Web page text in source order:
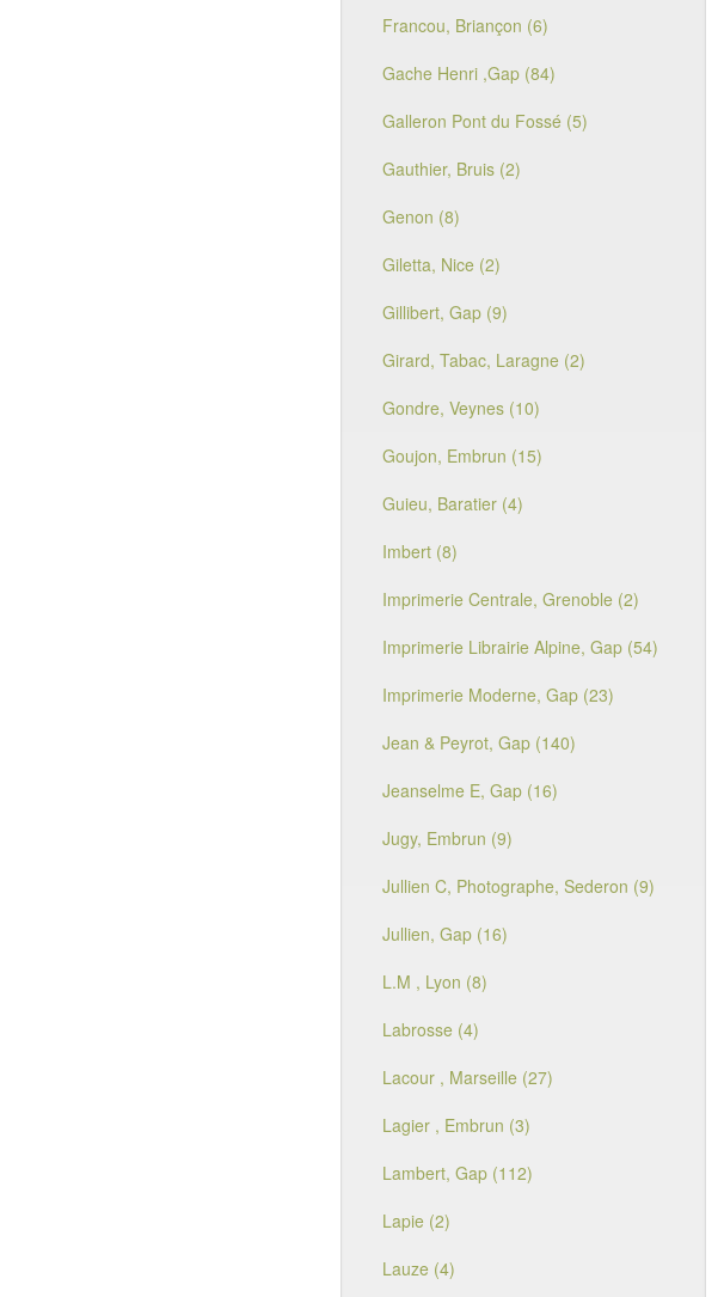
Francou, Briançon (6)
Gache Henri ,Gap (84)
Galleron Pont du Fossé (5)
Gauthier, Bruis (2)
Genon (8)
Giletta, Nice (2)
Gillibert, Gap (9)
Girard, Tabac, Laragne (2)
Gondre, Veynes (10)
Goujon, Embrun (15)
Guieu, Baratier (4)
Imbert (8)
Imprimerie Centrale, Grenoble (2)
Imprimerie Librairie Alpine, Gap (54)
Imprimerie Moderne, Gap (23)
Jean & Peyrot, Gap (140)
Jeanselme E, Gap (16)
Jugy, Embrun (9)
Jullien C, Photographe, Sederon (9)
Jullien, Gap (16)
L.M , Lyon (8)
Labrosse (4)
Lacour , Marseille (27)
Lagier , Embrun (3)
Lambert, Gap (112)
Lapie (2)
Lauze (4)